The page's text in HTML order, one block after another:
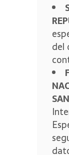
del